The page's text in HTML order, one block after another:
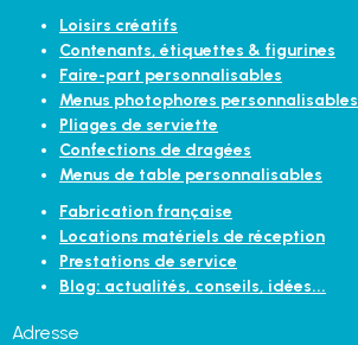
Loisirs créatifs
Contenants, étiquettes & figurines
Faire-part personnalisables
Menus photophores personnalisables
Pliages de serviette
Confections de dragées
Menus de table personnalisables
Fabrication française
Locations matériels de réception
Prestations de service
Blog: actualités, conseils, idées...
Adresse